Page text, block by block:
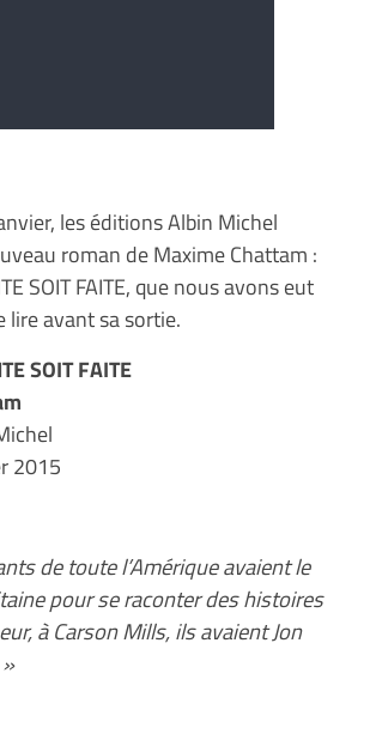
les éditions Albin Michel
roman de Maxime Chattam :
SOIT FAITE, que nous avons eut
lire avant sa sortie.
SOIT FAITE
2015
de toute l’Amérique avaient le
pour se raconter des histoires
à Carson Mills, ils avaient Jon